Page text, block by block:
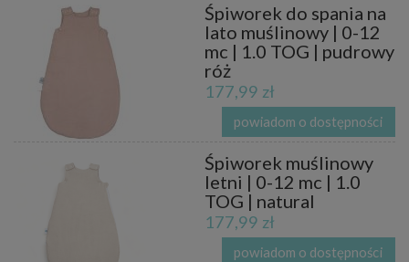
Śpiworek do spania na
lato muślinowy | 0-12
mc | 1.0 TOG | pudrowy
róż
177,99 zł
powiadom o dostępności
Śpiworek muślinowy
letni | 0-12 mc | 1.0
TOG | natural
177,99 zł
powiadom o dostępności